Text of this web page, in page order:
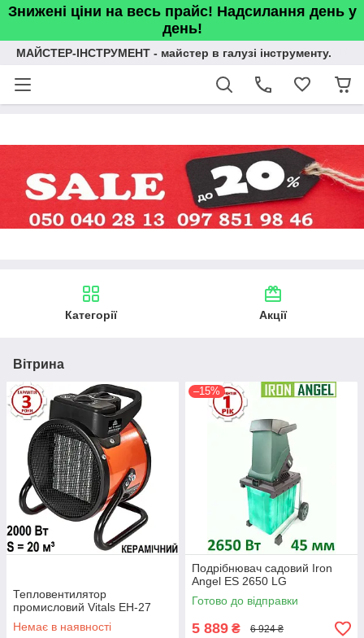
Знижені ціни на весь прайс! Надсилання день у
день!
МАЙСТЕР-ІНСТРУМЕНТ - майстер в галузі інструменту.
Категорії Акції
Вітрина
Тепловентилятор
промисловий Vitals EH-27
Немає в наявності
–15%
Подрібнювач садовий Iron
Angel ES 2650 LG
Готово до відправки
5 889 ₴ 6 924 ₴